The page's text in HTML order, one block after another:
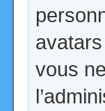
vous